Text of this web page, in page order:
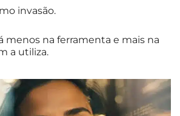
invasão.
menos na ferramenta e mais na
a utiliza.